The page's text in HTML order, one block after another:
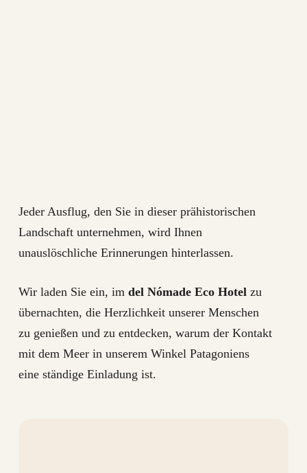
Jeder Ausflug, den Sie in dieser prähistorischen
Landschaft unternehmen, wird Ihnen
unauslöschliche Erinnerungen hinterlassen.
Wir laden Sie ein, im del Nómade Eco Hotelzu
übernachten, die Herzlichkeit unserer Menschen
zu genießen und zu entdecken, warum der Kontakt
mit dem Meer in unserem Winkel Patagoniens
eine ständige Einladung ist.